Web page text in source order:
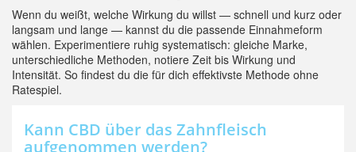
Wenn du weißt, welche Wirkung du willst — schnell und kurz oder
langsam und lange — kannst du die passende Einnahmeform
wählen. Experimentiere ruhig systematisch: gleiche Marke,
unterschiedliche Methoden, notiere Zeit bis Wirkung und
Intensität. So findest du die für dich effektivste Methode ohne
Ratespiel.
Kann CBD über das Zahnfleisch
aufgenommen werden?